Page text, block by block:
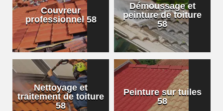
Couvreur
professionnel 58
Démoussage et
peinture de toiture
58
Nettoyage et
traitement de toiture
58
Peinture sur tuiles
58